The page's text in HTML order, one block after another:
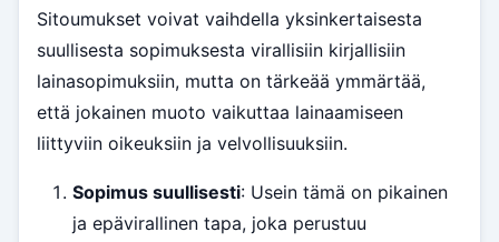
Sitoumukset voivat vaihdella yksinkertaisesta
suullisesta sopimuksesta virallisiin kirjallisiin
lainasopimuksiin, mutta on tärkeää ymmärtää,
että jokainen muoto vaikuttaa lainaamiseen
liittyviin oikeuksiin ja velvollisuuksiin.
Sopimus suullisesti: Usein tämä on pikainen
ja epävirallinen tapa, joka perustuu